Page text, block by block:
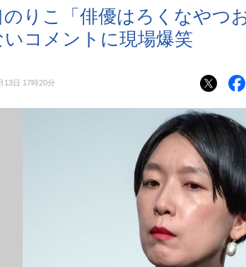
のりこ「俳優はろくなやつ
いコメントに現場爆笑
13日 17時20分